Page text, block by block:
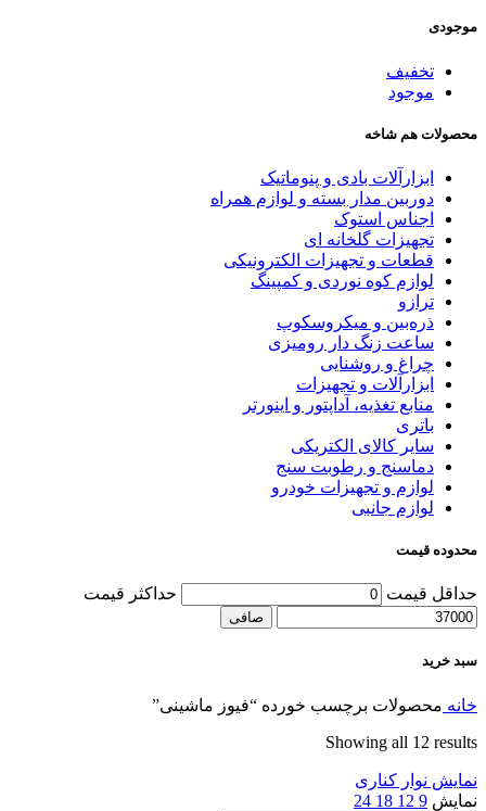
موجودی
تخفیف
موجود
محصولات هم شاخه
ابزارآلات بادی و پنوماتیک
دوربین مدار بسته و لوازم همراه
اجناس استوک
تجهیزات گلخانه ای
قطعات و تجهیزات الکترونیکی
لوازم کوه نوردی و کمپینگ
ترازو
ذره‌بین و میکروسکوپ
ساعت زنگ دار رومیزی
چراغ و روشنایی
ابزارآلات و تجهیزات
منابع تغذیه، آداپتور و اینورتر
باتری
سایر کالای الکتریکی
دماسنج و رطوبت سنج
لوازم و تجهیزات خودرو
لوازم جانبی
محدوده قیمت
حداقل قیمت حداكثر قيمت
صافی
سبد خرید
خانه محصولات برچسب خورده “فیوز ماشینی”
Showing all 12 results
نمایش نوار کناری
نمایش 9
12
18
24